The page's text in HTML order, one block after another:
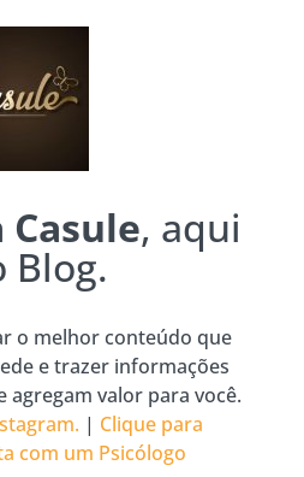
, aqui
Blog.
o melhor conteúdo que
e trazer informações
agregam valor para você.
| Clique para
com um Psicólogo